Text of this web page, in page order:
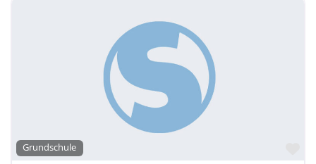
Grundschule